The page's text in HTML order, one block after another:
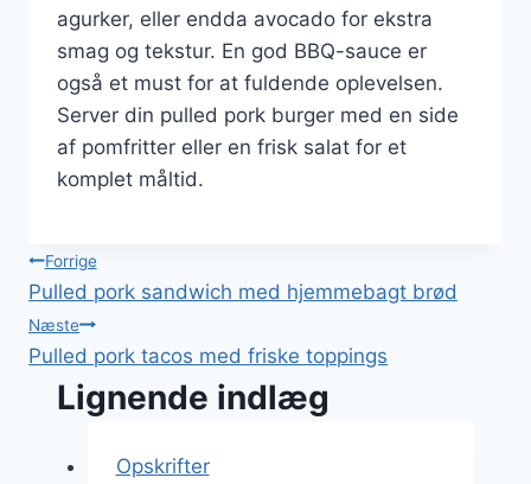
agurker, eller endda avocado for ekstra
smag og tekstur. En god BBQ-sauce er
også et must for at fuldende oplevelsen.
Server din pulled pork burger med en side
af pomfritter eller en frisk salat for et
komplet måltid.
Indlægsnavigation
Forrige
Pulled pork sandwich med hjemmebagt brød
Næste
Pulled pork tacos med friske toppings
Lignende indlæg
Opskrifter